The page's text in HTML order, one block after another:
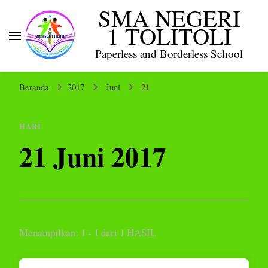
SMA NEGERI
1 TOLITOLI
Paperless and Borderless School
Beranda 2017 Juni 21
HARI
21 Juni 2017
Menampilkan: 1 - 1 dari 1 HASIL